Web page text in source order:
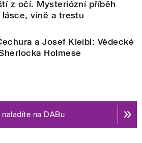
z očí. Mysteriózní příběh
lásce, vině a trestu
a Josef Kleibl: Vědecké
Holmese
na DABu